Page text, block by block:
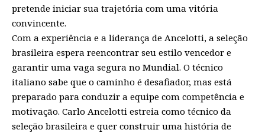
pretende iniciar sua trajetória com uma vitória
convincente.
Com a experiência e a liderança de Ancelotti, a seleção
brasileira espera reencontrar seu estilo vencedor e
garantir uma vaga segura no Mundial. O técnico
italiano sabe que o caminho é desafiador, mas está
preparado para conduzir a equipe com competência e
motivação. Carlo Ancelotti estreia como técnico da
seleção brasileira e quer construir uma história de